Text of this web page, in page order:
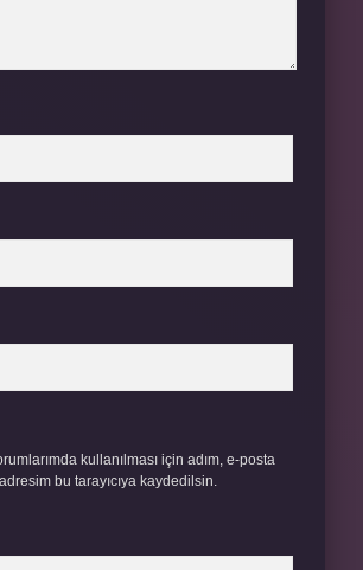
kullanılması için adım, e-posta
bu tarayıcıya kaydedilsin.